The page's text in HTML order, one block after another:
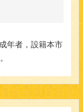
年者，設籍本市